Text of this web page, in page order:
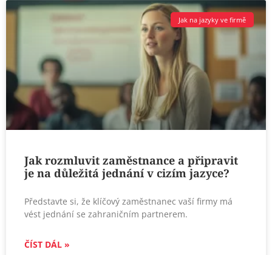
Jak na jazyky ve firmě
Jak rozmluvit zaměstnance a připravit
je na důležitá jednání v cizím jazyce?
Představte si, že klíčový zaměstnanec vaší firmy má
vést jednání se zahraničním partnerem.
ČÍST DÁL »